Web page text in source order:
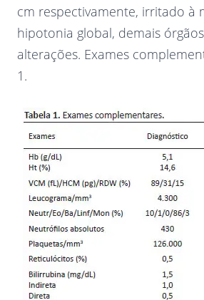
cm respectivamente, irritado à
hipotonia global, demais
alterações. Exames
1.